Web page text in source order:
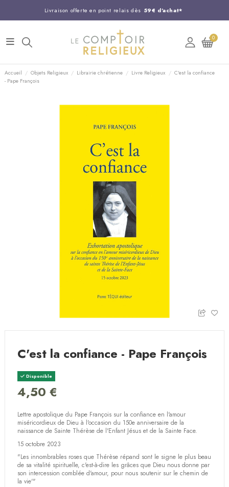
Livraison offerte en point relais dès 59€ d'achat*
Entreprise Française familiale
Support client disponible au 03 20 24 74 15
Commandez avant 14H, expédition le jour même !
0
Accueil Objets Religieux Librairie chrétienne Livre Religieux
C'est la confiance
- Pape François
C'est la confiance - Pape François
Disponible
4,50 €
Lettre apostolique du Pape François sur la confiance en l'amour
miséricordieux de Dieu à l'occasion du 150e anniversaire de la
naissance de Sainte Thérèse de l'Enfant Jésus et de la Sainte Face.
15 octobre 2023
"Les innombrables roses que Thérèse répand sont le signe le plus beau
de sa vitalité spirituelle, c'est-à-dire les grâces que Dieu nous donne par
son intercession comblée d'amour, pour nous soutenir sur le chemin de
la vie'"